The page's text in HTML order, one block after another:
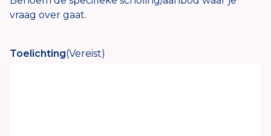
vraag over gaat.
Toelichting(Vereist)